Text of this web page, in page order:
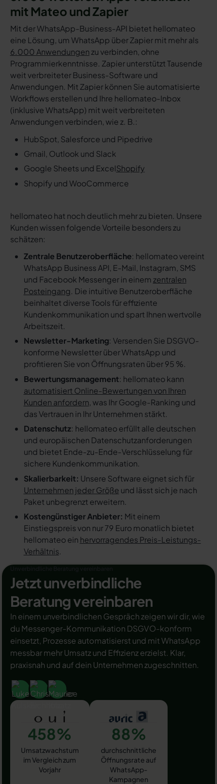
mit Mateo und Zapier
Mit der WhatsApp-Business-API bietet hellomateo
eine Lösung, um WhatsApp über Zapier mit mehr als
6.000 Anwendungenzu verbinden, ohne
Programmierkenntnisse. Zapier unterstützt Tausende
weit verbreiteter Business-Software und
Anwendungen. Mit Zapier können Sie automatisierte
Workflows erstellen und Ihre hellomateo-Inbox
(inklusive WhatsApp) mit weit verbreiteten
Anwendungen verbinden, wie z. B.:
HubSpot, Salesforce und Pipedrive
Gmail, Outlook und Slack
Google Sheets und ExcelShopify
Shopify und WooCommerce
hellomateo hat noch deutlich mehr zu bieten. Unsere
Kunden wissen folgende Vorteile besonders zu
schätzen:
Zentrale Benutzeroberfläche: hellomateo vereint
WhatsApp Business API, E-Mail, Instagram, SMS
und Facebook Messenger in einem zentralen
Posteingang. Die intuitive Benutzeroberfläche
beinhaltet diverse Tools für effiziente
Kundenkommunikation und spart Ihnen wertvolle
Arbeitszeit.
Newsletter-Marketing: Versenden Sie DSGVO-
konforme Newsletter über WhatsApp und
profitieren Sie von Öffnungsraten über 95 %.
Bewertungsmanagement: hellomateo kann
automatisiert Online-Bewertungen von Ihren
Kunden anfordern, was Ihr Google-Ranking und
das Vertrauen in Ihr Unternehmen stärkt.
Datenschutz: hellomateo erfüllt alle deutschen
und europäischen Datenschutzanforderungen
und bietet Ende-zu-Ende-Verschlüsselung für
sichere Kundenkommunikation.
Skalierbarkeit: Unsere Software eignet sich für
Unternehmen jeder Größe und lässt sich je nach
Paket unbegrenzt erweitern.
Kostengünstiger Anbieter: Mit einem
Einstiegspreis von nur 79 Euro monatlich bietet
hellomateo ein hervorragendes Preis-Leistungs-
Verhältnis.
Jetzt unverbindliche
Beratung vereinbaren
In einem unverbindlichen Gespräch zeigen wir dir, wie
du Messenger-Kommunikation DSGVO-konform
einsetzt, Prozesse automatisierst und mit WhatsApp
messbar mehr Umsatz und Effizienz erzielst. Klar,
praxisnah und auf dein Unternehmen zugeschnitten.
458%
Umsatzwachstum
im Vergleich zum
Vorjahr
88%
durchschnittliche
Öffnungsrate auf
WhatsApp-
Kampagnen